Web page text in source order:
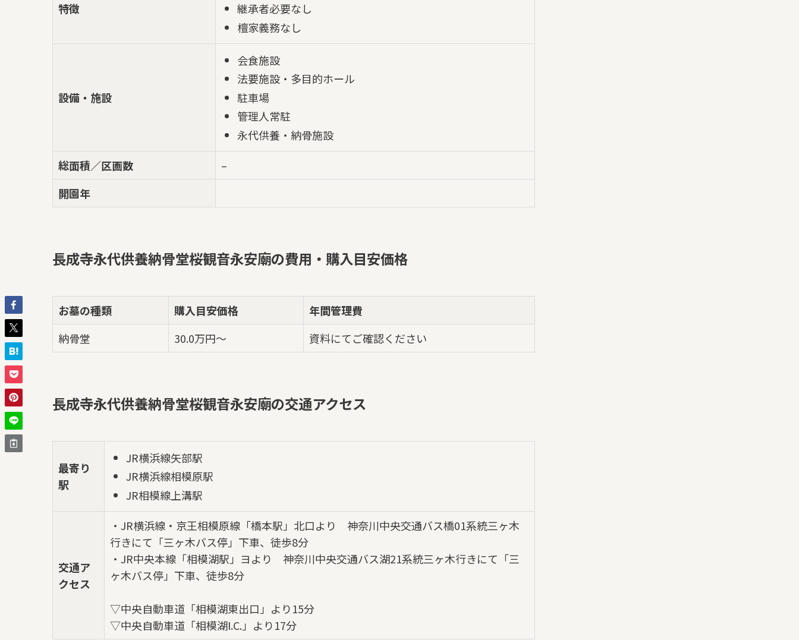
特徴
継承者必要なし
檀家義務なし
設備・施設
会食施設
法要施設・多目的ホール
駐車場
管理人常駐
永代供養・納骨施設
総面積／区画数
–
開園年
長成寺永代供養納骨堂桜観音永安廟の費用・購入目安価格
お墓の種類 購入目安価格
年間管理費
納骨堂
30.0万円～ 資料にてご確認ください
長成寺永代供養納骨堂桜観音永安廟の交通アクセス
最寄り
駅
JR横浜線矢部駅
JR横浜線相模原駅
JR相模線上溝駅
交通ア
クセス
・JR横浜線・京王相模原線「橋本駅」北口より 神奈川中央交通バス橋01系統三ヶ木
行きにて「三ヶ木バス停」下車、徒歩8分
・JR中央本線「相模湖駅」ヨより 神奈川中央交通バス湖21系統三ヶ木行きにて「三
ヶ木バス停」下車、徒歩8分
▽中央自動車道「相模湖東出口」より15分
▽中央自動車道「相模湖I.C.」より17分